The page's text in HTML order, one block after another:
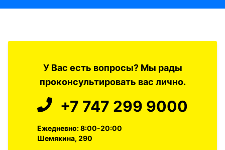
У Вас есть вопросы? Мы рады
проконсультировать вас лично.
+7 747 299 9000
Ежедневно: 8:00-20:00
Шемякина, 290